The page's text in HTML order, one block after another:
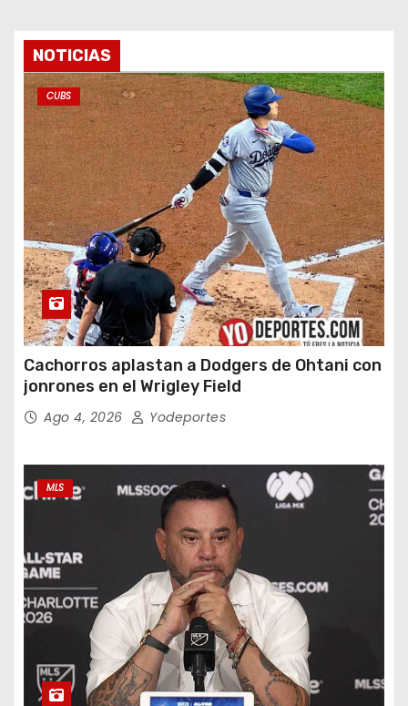
NOTICIAS
CUBS
Cachorros aplastan a Dodgers de Ohtani con
jonrones en el Wrigley Field
Ago 4, 2026 Yodeportes
MLS